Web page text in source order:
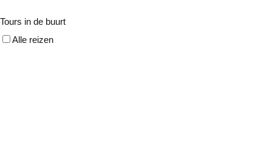
Tours in de buurt
Alle reizen